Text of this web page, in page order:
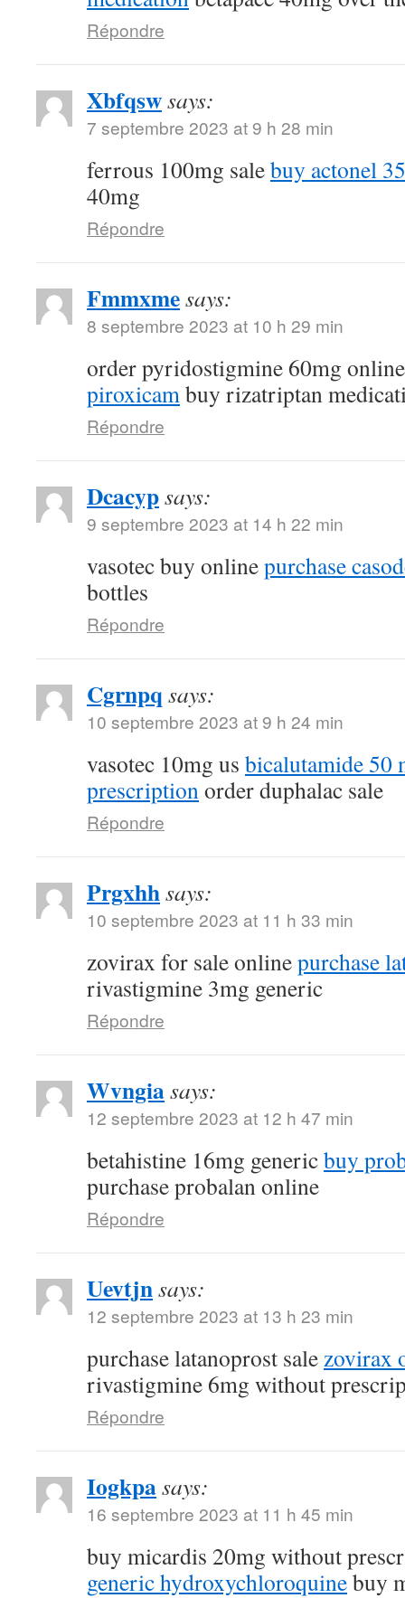
Répondre
Xbfqswsays:
7 septembre 2023 at 9 h 28 min
ferrous 100mg salebuy actonel
40mg
Répondre
Fmmxmesays:
8 septembre 2023 at 10 h 29 min
order pyridostigmine 60mg
piroxicambuy rizatriptan
Répondre
Dcacypsays:
9 septembre 2023 at 14 h 22 min
vasotec buy onlinepurchase
bottles
Répondre
Cgrnpq says:
10 septembre 2023 at 9 h 24 min
vasotec 10mg us bicalutamide 50
prescriptionorder duphalac sale
Répondre
Prgxhhsays:
10 septembre 2023 at 11 h 33 min
zovirax for sale onlinepurchase
rivastigmine 3mg generic
Répondre
Wvngiasays:
12 septembre 2023 at 12 h 47 min
betahistine 16mg genericbuy
purchase probalan online
Répondre
Uevtjnsays:
12 septembre 2023 at 13 h 23 min
purchase latanoprost salezovirax
rivastigmine 6mg without
Répondre
Iogkpasays:
16 septembre 2023 at 11 h 45 min
buy micardis 20mg without
generic hydroxychloroquinebuy